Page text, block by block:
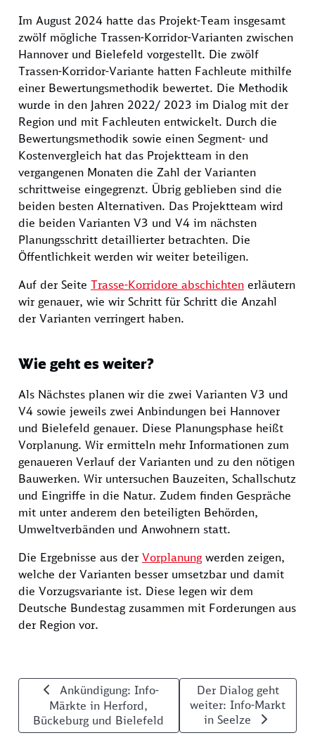
Im August 2024 hatte das Projekt-Team insgesamt
zwölf mögliche Trassen-Korridor-Varianten zwischen
Hannover und Bielefeld vorgestellt. Die zwölf
Trassen-Korridor-Variante hatten Fachleute mithilfe
einer Bewertungsmethodik bewertet. Die Methodik
wurde in den Jahren 2022/ 2023 im Dialog mit der
Region und mit Fachleuten entwickelt. Durch die
Bewertungsmethodik sowie einen Segment- und
Kostenvergleich hat das Projektteam in den
vergangenen Monaten die Zahl der Varianten
schrittweise eingegrenzt. Übrig geblieben sind die
beiden besten Alternativen. Das Projektteam wird
die beiden Varianten V3 und V4 im nächsten
Planungsschritt detaillierter betrachten. Die
Öffentlichkeit werden wir weiter beteiligen.
Auf der Seite Trasse-Korridore abschichten erläutern
wir genauer, wie wir Schritt für Schritt die Anzahl
der Varianten verringert haben.
Wie geht es weiter?
Als Nächstes planen wir die zwei Varianten V3 und
V4 sowie jeweils zwei Anbindungen bei Hannover
und Bielefeld genauer. Diese Planungsphase heißt
Vorplanung. Wir ermitteln mehr Informationen zum
genaueren Verlauf der Varianten und zu den nötigen
Bauwerken. Wir untersuchen Bauzeiten, Schallschutz
und Eingriffe in die Natur. Zudem finden Gespräche
mit unter anderem den beteiligten Behörden,
Umweltverbänden und Anwohnern statt.
Die Ergebnisse aus der Vorplanungwerden zeigen,
welche der Varianten besser umsetzbar und damit
die Vorzugsvariante ist. Diese legen wir dem
Deutsche Bundestag zusammen mit Forderungen aus
der Region vor.
Weiterblättern: Anzahl der Trassen-
Ankündigung: Info-
Märkte in Herford,
Bückeburg und Bielefeld
Der Dialog geht
weiter: Info-Markt
in Seelze